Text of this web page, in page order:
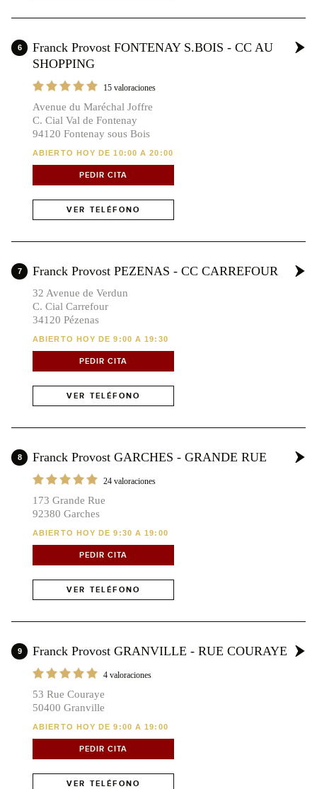
6
Franck Provost FONTENAY S.BOIS - CC AU
SHOPPING
15 valoraciones
Avenue du Maréchal Joffre
C. Cial Val de Fontenay
94120 Fontenay sous Bois
ABIERTO HOY DE 10:00 A 20:00
PEDIR CITA
VER TELÉFONO
7 Franck Provost PEZENAS - CC CARREFOUR
32 Avenue de Verdun
C. Cial Carrefour
34120 Pézenas
ABIERTO HOY DE 9:00 A 19:30
PEDIR CITA
VER TELÉFONO
8 Franck Provost GARCHES - GRANDE RUE
24 valoraciones
173 Grande Rue
92380 Garches
ABIERTO HOY DE 9:30 A 19:00
PEDIR CITA
VER TELÉFONO
9 Franck Provost GRANVILLE - RUE COURAYE
4 valoraciones
53 Rue Couraye
50400 Granville
ABIERTO HOY DE 9:00 A 19:00
PEDIR CITA
VER TELÉFONO